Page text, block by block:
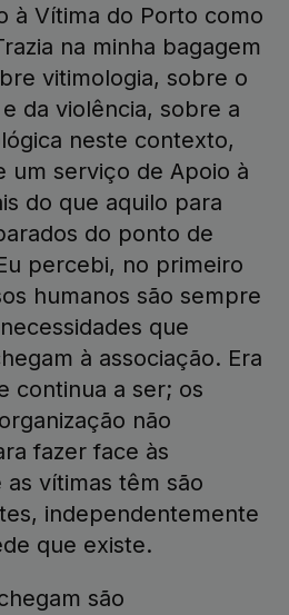
à Vítima do Porto como
na minha bagagem
vitimologia, sobre o
da violência, sobre a
neste contexto,
um serviço de Apoio à
do que aquilo para
do ponto de
percebi, no primeiro
humanos são sempre
que
à associação. Era
continua a ser; os
não
fazer face às
as vítimas têm são
independentemente
que existe.
são